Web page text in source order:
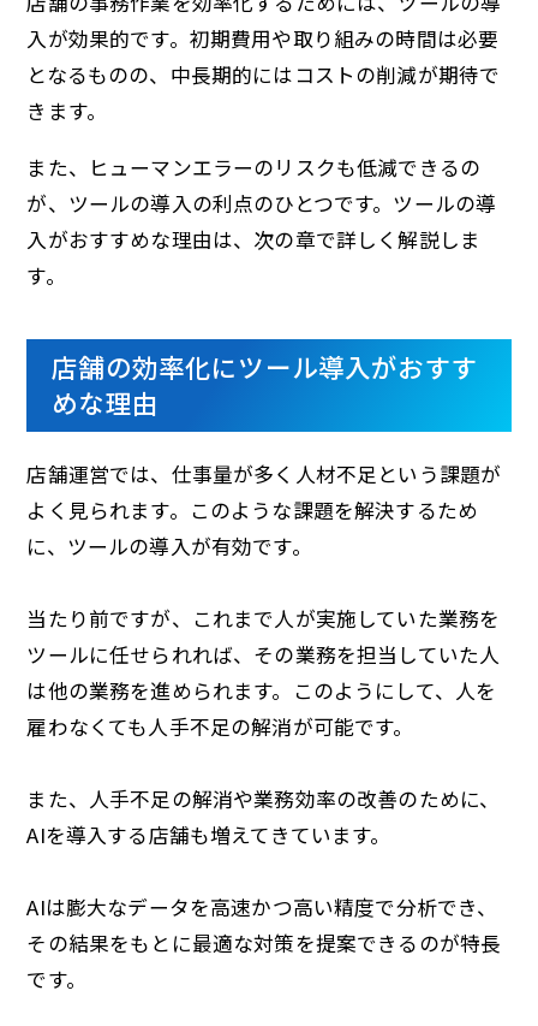
入が効果的です。初期費用や取り組みの時間は必要
となるものの、中長期的にはコストの削減が期待で
きます。
また、ヒューマンエラーのリスクも低減できるの
が、ツールの導入の利点のひとつです。ツールの導
入がおすすめな理由は、次の章で詳しく解説しま
す。
店舗の効率化にツール導入がおすす
めな理由
店舗運営では、仕事量が多く人材不足という課題が
よく見られます。このような課題を解決するため
に、ツールの導入が有効です。
当たり前ですが、これまで人が実施していた業務を
ツールに任せられれば、その業務を担当していた人
は他の業務を進められます。このようにして、人を
雇わなくても人手不足の解消が可能です。
また、人手不足の解消や業務効率の改善のために、
AIを導入する店舗も増えてきています。
AIは膨大なデータを高速かつ高い精度で分析でき、
その結果をもとに最適な対策を提案できるのが特長
です。